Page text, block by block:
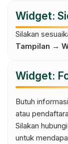
Widget:
Silakan
Tampilan →
Widget:
Butuh
atau
Silakan
untuk